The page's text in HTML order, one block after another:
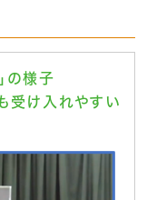
の様子
受け入れやすい